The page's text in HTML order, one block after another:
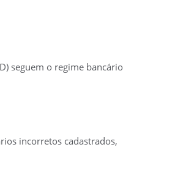
seguem o regime bancário
incorretos cadastrados,